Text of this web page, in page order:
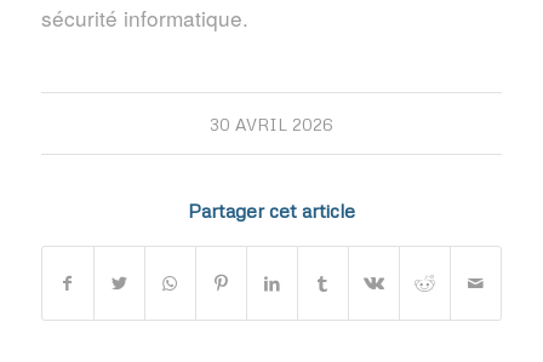
sécurité informatique.
30 AVRIL 2026
Partager cet article